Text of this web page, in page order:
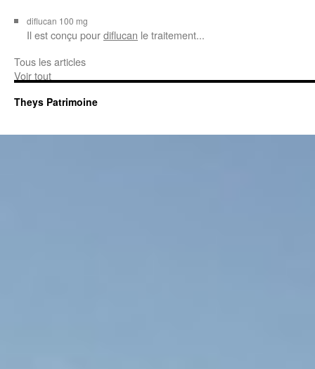
diflucan 100 mg
Il est conçu pourdiflucan le traitement...
Tous les articles
Voir tout
Theys Patrimoine